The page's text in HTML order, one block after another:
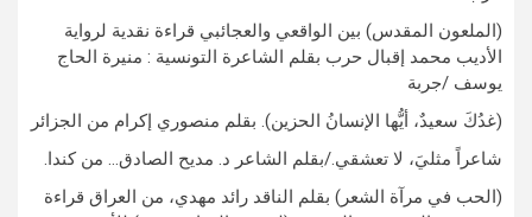
(الملعون المقدس) بين الواقعي والعجائبي قراءة نقدية لرواية
الأديب محمد إقبال حرب بقلم الشاعرة التونسية : منيرة الحاج
يوسف /جربة
(غدُكَ سعيدٌ، أيُّها الإنسانُ الحزين). بقلم منصوري إكرام من الجزائر
شاعراً مثليَ، لا تعشقي./بقلم الشاعر د. مديح الصادق… من كندا.
(الحب في مرآة الشعر) بقلم الناقد رائد مهدي، من العراق قراءة